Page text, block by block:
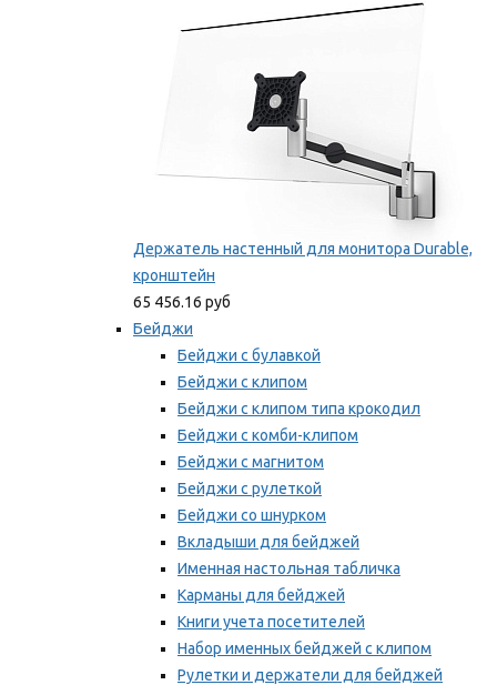
Держатель настенный для монитора Durable,
кронштейн
65 456.16 руб
Бейджи
Бейджи с булавкой
Бейджи с клипом
Бейджи с клипом типа крокодил
Бейджи с комби-клипом
Бейджи с магнитом
Бейджи с рулеткой
Бейджи со шнурком
Вкладыши для бейджей
Именная настольная табличка
Карманы для бейджей
Книги учета посетителей
Набор именных бейджей с клипом
Рулетки и держатели для бейджей